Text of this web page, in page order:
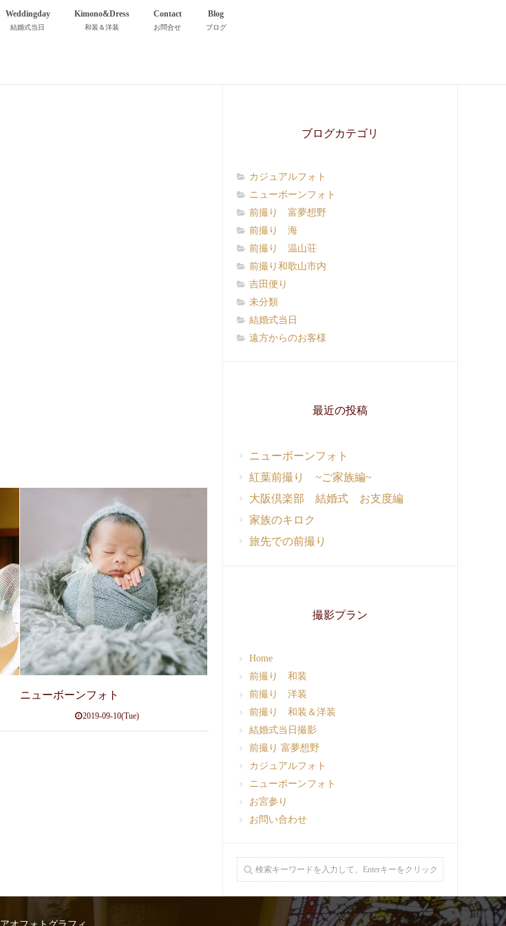
Weddingday
結婚式当日
Kimono&Dress
和装＆洋装
Contact
お問合せ
Blog
ブログ
ニューボーンフォト
2019-09-10(Tue)
ブログカテゴリ
カジュアルフォト
ニューボーンフォト
前撮り 富夢想野
前撮り 海
前撮り 温山荘
前撮り和歌山市内
吉田便り
未分類
結婚式当日
遠方からのお客様
最近の投稿
ニューボーンフォト
紅葉前撮り ~ご家族編~
大阪倶楽部 結婚式 お支度編
家族のキロク
旅先での前撮り
撮影プラン
Home
前撮り 和装
前撮り 洋装
前撮り 和装＆洋装
結婚式当日撮影
前撮り 富夢想野
カジュアルフォト
ニューボーンフォト
お宮参り
お問い合わせ